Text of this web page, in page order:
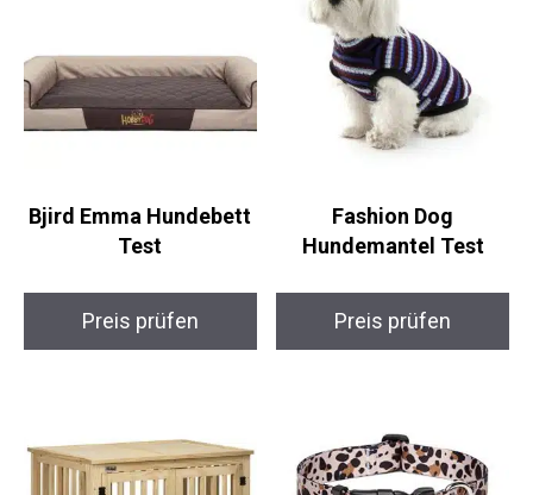
Bjird Emma Hundebett
Test
Preis prüfen
Fashion Dog
Hundemantel Test
Preis prüfen